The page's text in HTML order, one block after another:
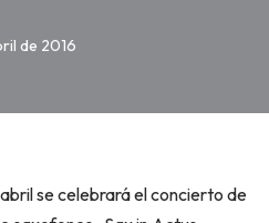
de 2016
se celebrará el concierto de